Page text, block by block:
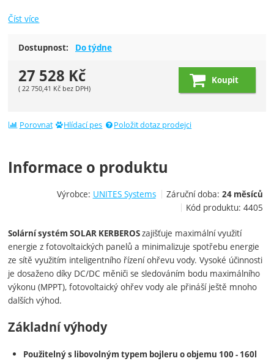
Číst více
Dostupnost: Do týdne
27 528 Kč
( 22 750,41 Kč bez DPH)
Koupit
Porovnat Hlídací pes Položit dotaz prodejci
Informace o produktu
Výrobce: UNITES Systems Záruční doba: 24 měsíců
Kód produktu: 4405
Solární systém SOLAR KERBEROSzajišťuje maximální využití
energie z fotovoltaických panelů a minimalizuje spotřebu energie
ze sítě využitím inteligentního řízení ohřevu vody. Vysoké účinnosti
je dosaženo díky DC/DC měniči se sledováním bodu maximálního
výkonu (MPPT), fotovoltaický ohřev vody ale přináší ještě mnoho
dalších výhod.
Základní výhody
Použitelný s libovolným typem bojleru o objemu 100 - 160l